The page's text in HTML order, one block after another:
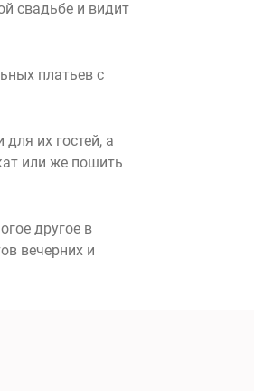
свадьбе и видит
платьев с
их гостей, а
или же пошить
другое в
вечерних и